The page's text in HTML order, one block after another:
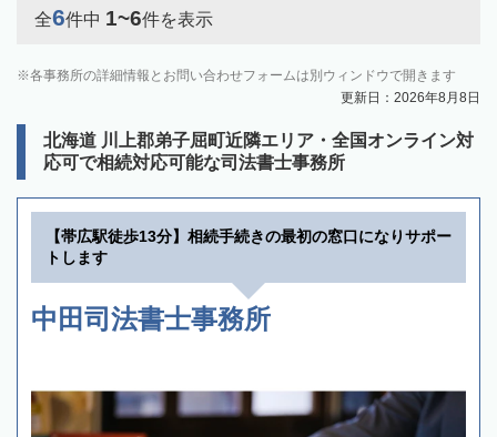
全6件中 1~6件を表示
各事務所の詳細情報とお問い合わせフォームは別ウィンドウで開きます
更新日：2026年8月8日
北海道 川上郡弟子屈町近隣エリア・全国オンライン対
応可で相続対応可能な司法書士事務所
【帯広駅徒歩13分】相続手続きの最初の窓口になりサポー
トします
中田司法書士事務所